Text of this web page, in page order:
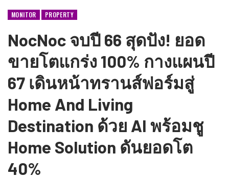
MONITOR PROPERTY
NocNoc จบปี 66 สุดปัง! ยอด
ขายโตแกร่ง 100% กางแผนปี
67 เดินหน้าทรานส์ฟอร์มสู่
Home And Living
Destination ด้วย AI พร้อมชู
Home Solution ดันยอดโต
40%